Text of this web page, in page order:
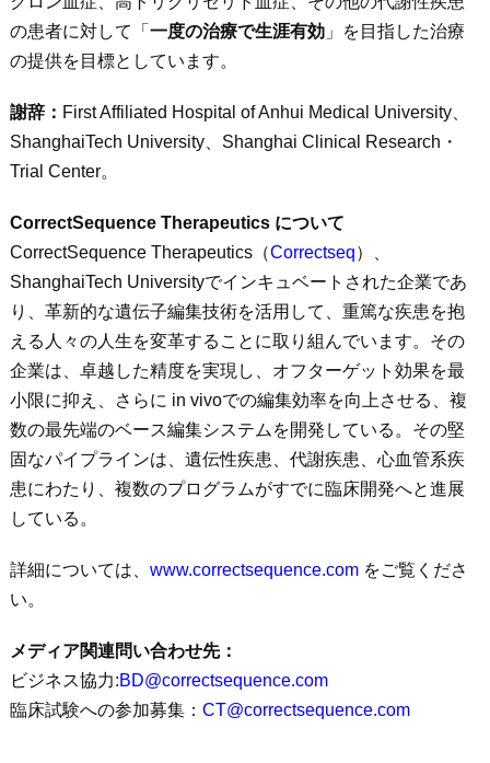
の患者に対して「 一度の治療で生涯有効」を目指した治療
の提供を目標としています。
謝辞： First Affiliated Hospital of Anhui Medical University、
ShanghaiTech University、Shanghai Clinical Research・
Trial Center。
CorrectSequence Therapeutics について
CorrectSequence Therapeutics（Correctseq）、
ShanghaiTech Universityでインキュベートされた企業であ
り、革新的な遺伝子編集技術を活用して、重篤な疾患を抱
える人々の人生を変革することに取り組んでいます。その
企業は、卓越した精度を実現し、オフターゲット効果を最
小限に抑え、さらに in vivoでの編集効率を向上させる、複
数の最先端のベース編集システムを開発している。その堅
固なパイプラインは、遺伝性疾患、代謝疾患、心血管系疾
患にわたり、複数のプログラムがすでに臨床開発へと進展
している。
詳細については、 www.correctsequence.comをご覧くださ
い。
メディア関連問い合わせ先：
ビジネス協力:BD@correctsequence.com
臨床試験への参加募集： CT@correctsequence.com